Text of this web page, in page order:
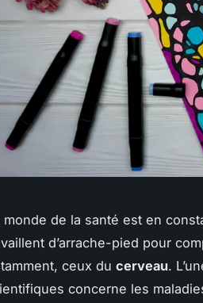
monde de la santé est en
d’arrache-pied pour
ceux du cerveau.
concerne les